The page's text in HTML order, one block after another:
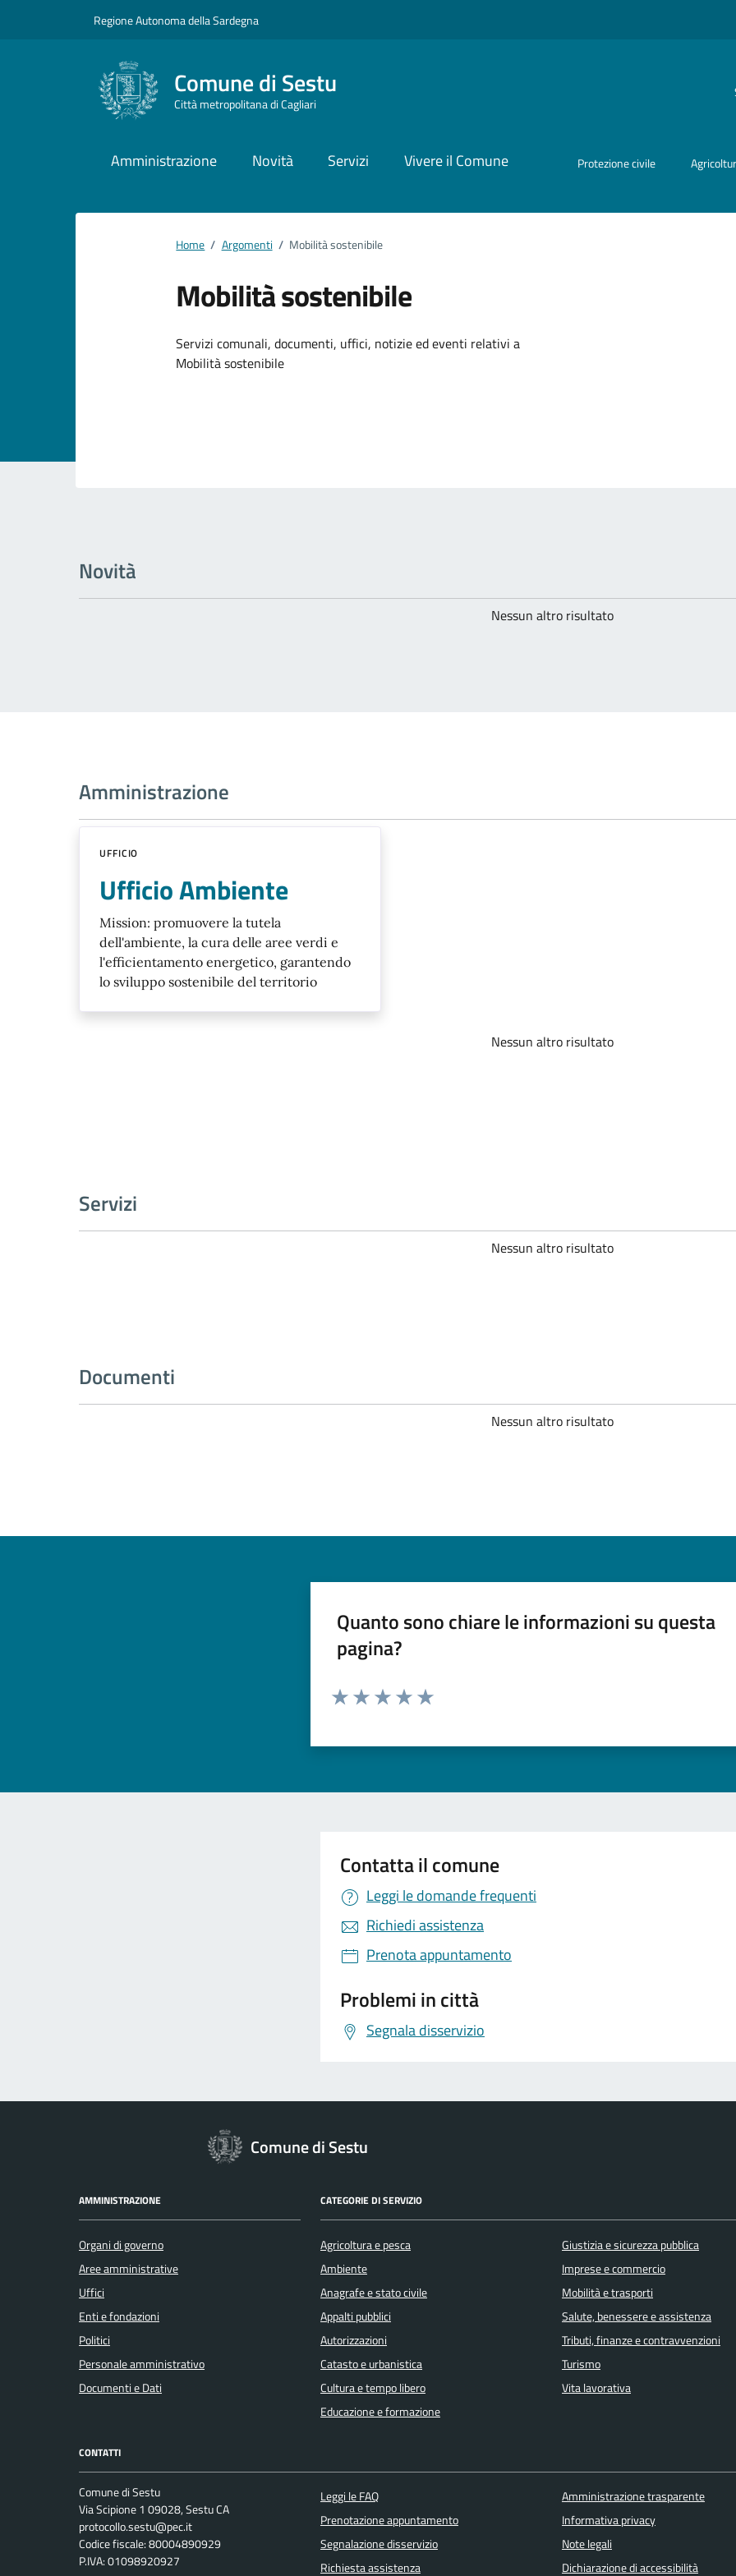
Regione Autonoma della Sardegna
Comune di Sestu
Città metropolitana di Cagliari
Amministrazione Novità Servizi Vivere il Comune Protezione civile
Home / Argomenti / Mobilità sostenibile
Mobilità sostenibile
Dettagli dell'argomento
Servizi comunali, documenti, uffici, notizie ed eventi relativi a
Mobilità sostenibile
Novità
Nessun altro risultato
Amministrazione
UFFICIO
Ufficio Ambiente
Mission: promuovere la tutela
dell'ambiente, la cura delle aree verdi e
l'efficientamento energetico, garantendo
lo sviluppo sostenibile del territorio
Nessun altro risultato
Servizi
Nessun altro risultato
Documenti
Nessun altro risultato
Quanto sono chiare le informazioni su questa
pagina?
Contatta il comune
Leggi le domande frequenti
Richiedi assistenza
Prenota appuntamento
Problemi in città
Segnala disservizio
Comune di Sestu
AMMINISTRAZIONE
Organi di governo
Aree amministrative
Uffici
Enti e fondazioni
Politici
Personale amministrativo
Documenti e Dati
CATEGORIE DI SERVIZIO
Agricoltura e pesca
Ambiente
Anagrafe e stato civile
Appalti pubblici
Autorizzazioni
Catasto e urbanistica
Cultura e tempo libero
Educazione e formazione
Giustizia e sicurezza pubblica
Imprese e commercio
Mobilità e trasporti
Salute, benessere e assistenza
Tributi, finanze e contravvenzioni
Turismo
Vita lavorativa
CONTATTI
Comune di Sestu
Via Scipione 1 09028, Sestu CA
protocollo.sestu@pec.it
Codice fiscale: 80004890929
P.IVA: 01098920927
Leggi le FAQ
Prenotazione appuntamento
Segnalazione disservizio
Richiesta assistenza
Amministrazione trasparente
Informativa privacy
Note legali
Dichiarazione di accessibilità